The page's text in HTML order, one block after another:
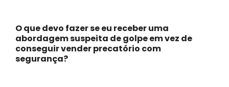
O que devo fazer se eu receber uma
abordagem suspeita de golpe em vez de
conseguir vender precatório com
segurança?